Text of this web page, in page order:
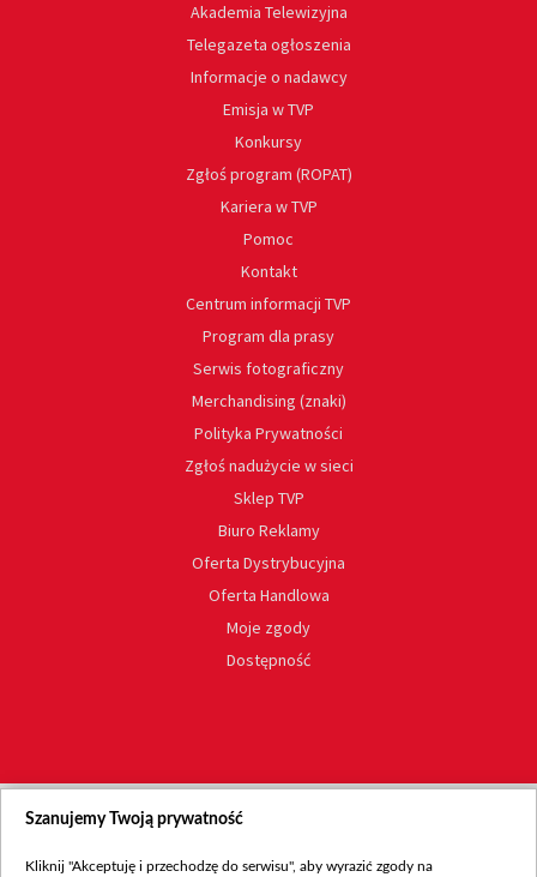
Akademia Telewizyjna
Telegazeta ogłoszenia
Informacje o nadawcy
Emisja w TVP
Konkursy
Zgłoś program (ROPAT)
Kariera w TVP
Pomoc
Kontakt
Centrum informacji TVP
Program dla prasy
Serwis fotograficzny
Merchandising (znaki)
Polityka Prywatności
Zgłoś nadużycie w sieci
Sklep TVP
Biuro Reklamy
Oferta Dystrybucyjna
Oferta Handlowa
Moje zgody
Dostępność
Szanujemy Twoją prywatność
Kliknij "Akceptuję i przechodzę do serwisu", aby wyrazić zgody na